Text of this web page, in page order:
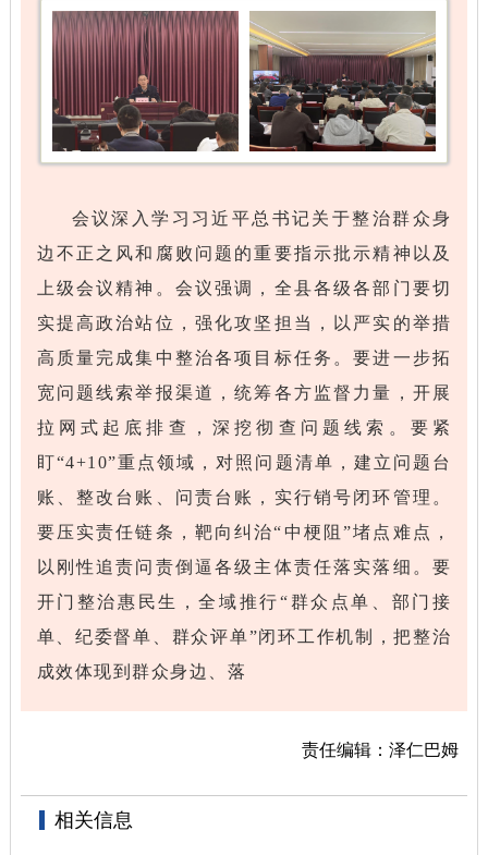
会议深入学习习近平总书记关于整治群众身
边不正之风和腐败问题的重要指示批示精神以及
上级会议精神。会议强调，全县各级各部门要切
实提高政治站位，强化攻坚担当，以严实的举措
高质量完成集中整治各项目标任务。要进一步拓
宽问题线索举报渠道，统筹各方监督力量，开展
拉网式起底排查，深挖彻查问题线索。要紧
盯“4+10”重点领域，对照问题清单，建立问题台
账、整改台账、问责台账，实行销号闭环管理。
要压实责任链条，靶向纠治“中梗阻”堵点难点，
以刚性追责问责倒逼各级主体责任落实落细。要
开门整治惠民生，全域推行“群众点单、部门接
单、纪委督单、群众评单”闭环工作机制，把整治
成效体现到群众身边、落
责任编辑：泽仁巴姆
相关信息